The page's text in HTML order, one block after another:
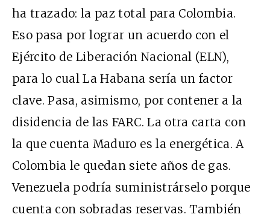
ha trazado: la paz total para Colombia.
Eso pasa por lograr un acuerdo con el
Ejército de Liberación Nacional (ELN),
para lo cual La Habana sería un factor
clave. Pasa, asimismo, por contener a la
disidencia de las FARC. La otra carta con
la que cuenta Maduro es la energética. A
Colombia le quedan siete años de gas.
Venezuela podría suministrárselo porque
cuenta con sobradas reservas. También